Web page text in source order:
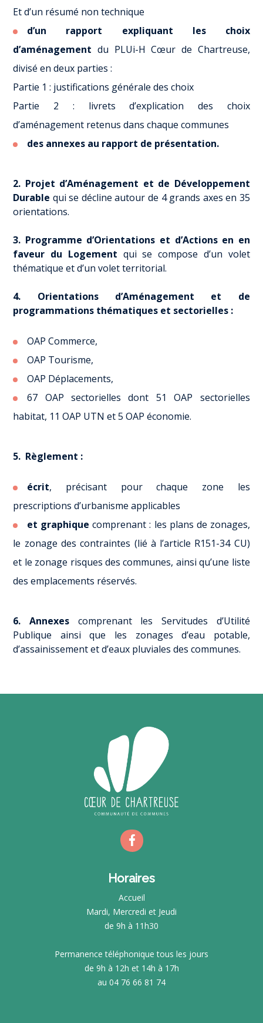
Et d’un résumé non technique
d’un rapport expliquant les choix
d’aménagement du PLUi-H Cœur de Chartreuse,
divisé en deux parties :
Partie 1 : justifications générale des choix
Partie 2 : livrets d’explication des choix
d’aménagement retenus dans chaque communes
des annexes au rapport de présentation.
2. Projet d’Aménagement et de Développement
Durable qui se décline autour de 4 grands axes en 35
orientations.
3. Programme d’Orientations et d’Actions en en
faveur du Logement qui se compose d’un volet
thématique et d’un volet territorial.
4. Orientations d’Aménagement et de
programmations thématiques et sectorielles :
OAP Commerce,
OAP Tourisme,
OAP Déplacements,
67 OAP sectorielles dont 51 OAP sectorielles
habitat, 11 OAP UTN et 5 OAP économie.
5. Règlement :
écrit, précisant pour chaque zone les
prescriptions d’urbanisme applicables
et graphique comprenant : les plans de zonages,
le zonage des contraintes (lié à l’article R151-34 CU)
et le zonage risques des communes, ainsi qu’une liste
des emplacements réservés.
6. Annexes comprenant les Servitudes d’Utilité
Publique ainsi que les zonages d’eau potable,
d’assainissement et d’eaux pluviales des communes.
Horaires
Accueil
Mardi, Mercredi et Jeudi
de 9h à 11h30
Permanence téléphonique tous les jours
de 9h à 12h et 14h à 17h
au 04 76 66 81 74